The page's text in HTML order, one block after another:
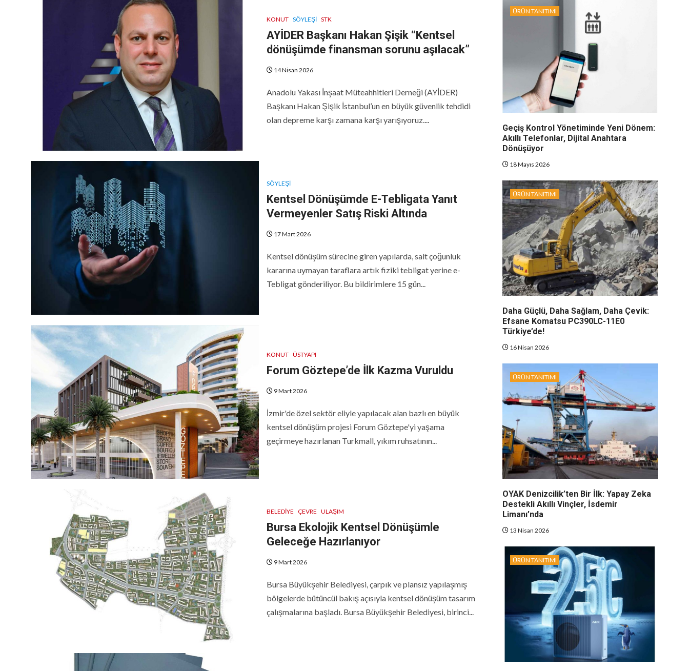
KONUT SÖYLEŞI STK
AYİDER Başkanı Hakan Şişik “Kentsel
dönüşümde finansman sorunu aşılacak”
14 Nisan 2026
Anadolu Yakası İnşaat Müteahhitleri Derneği (AYİDER)
Başkanı Hakan Şişik İstanbul’un en büyük güvenlik tehdidi
olan depreme karşı zamana karşı yarışıyoruz....
SÖYLEŞI
Kentsel Dönüşümde E-Tebligata Yanıt
Vermeyenler Satış Riski Altında
17 Mart 2026
Kentsel dönüşüm sürecine giren yapılarda, salt çoğunluk
kararına uymayan taraflara artık fiziki tebligat yerine e-
Tebligat gönderiliyor. Bu bildirimlere 15 gün...
KONUT ÜSTYAPI
Forum Göztepe’de İlk Kazma Vuruldu
9 Mart 2026
İzmir'de özel sektör eliyle yapılacak alan bazlı en büyük
kentsel dönüşüm projesi Forum Göztepe'yi yaşama
geçirmeye hazırlanan Turkmall, yıkım ruhsatının...
BELEDIYE ÇEVRE ULAŞIM
Bursa Ekolojik Kentsel Dönüşümle
Geleceğe Hazırlanıyor
9 Mart 2026
Bursa Büyükşehir Belediyesi, çarpık ve plansız yapılaşmış
bölgelerde bütüncül bakış açısıyla kentsel dönüşüm tasarım
çalışmalarına başladı. Bursa Büyükşehir Belediyesi, birinci...
ÜRÜN TANITIMI
Geçiş Kontrol Yönetiminde Yeni Dönem:
Akıllı Telefonlar, Dijital Anahtara
Dönüşüyor
18 Mayıs 2026
ÜRÜN TANITIMI
Daha Güçlü, Daha Sağlam, Daha Çevik:
Efsane Komatsu PC390LC-11E0
Türkiye’de!
16 Nisan 2026
ÜRÜN TANITIMI
OYAK Denizcilik’ten Bir İlk: Yapay Zeka
Destekli Akıllı Vinçler, İsdemir
Limanı’nda
13 Nisan 2026
ÜRÜN TANITIMI